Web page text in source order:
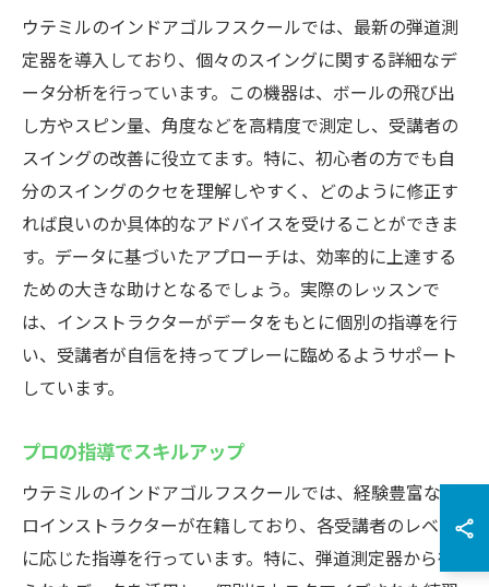
ウテミルのインドアゴルフスクールでは、最新の弾道測
定器を導入しており、個々のスイングに関する詳細なデ
ータ分析を行っています。この機器は、ボールの飛び出
し方やスピン量、角度などを高精度で測定し、受講者の
スイングの改善に役立てます。特に、初心者の方でも自
分のスイングのクセを理解しやすく、どのように修正す
れば良いのか具体的なアドバイスを受けることができま
す。データに基づいたアプローチは、効率的に上達する
ための大きな助けとなるでしょう。実際のレッスンで
は、インストラクターがデータをもとに個別の指導を行
い、受講者が自信を持ってプレーに臨めるようサポート
しています。
プロの指導でスキルアップ
ウテミルのインドアゴルフスクールでは、経験豊富なプ
ロインストラクターが在籍しており、各受講者のレベル
に応じた指導を行っています。特に、弾道測定器から得